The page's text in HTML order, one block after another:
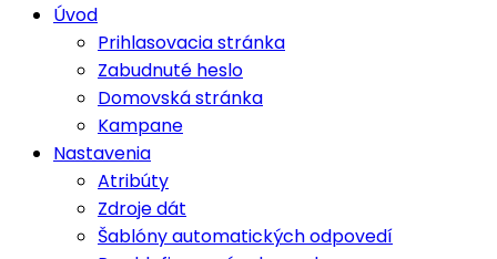
Úvod
Prihlasovacia stránka
Zabudnuté heslo
Domovská stránka
Kampane
Nastavenia
Atribúty
Zdroje dát
Šablóny automatických odpovedí